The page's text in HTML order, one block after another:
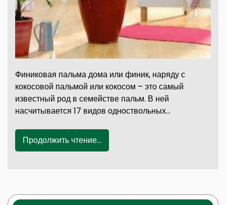
Финиковая пальма дома или финик, наряду с
кокосовой пальмой или кокосом – это самый
известный род в семействе пальм. В ней
насчитывается 17 видов одноствольных…
Продолжить чтение...